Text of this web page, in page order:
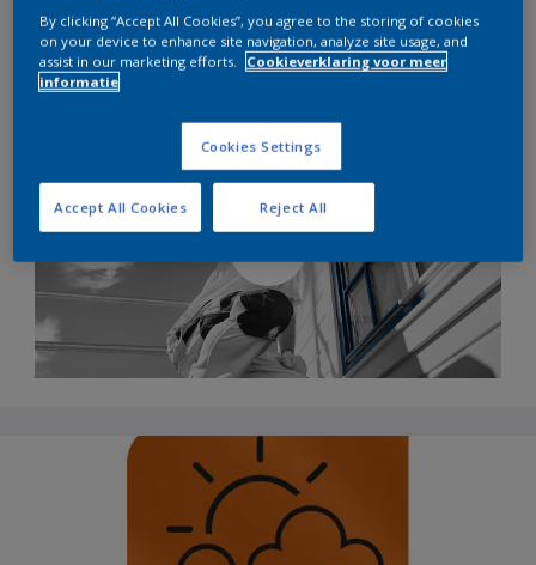
Bestel jouw gratis exemplaar
By clicking “Accept All Cookies”, you agree to the storing of cookies
on your device to enhance site navigation, analyze site usage, and
assist in our marketing efforts.
Cookieverklaring voor meer
informatie
Cookies Settings
Reject All
Accept All Cookies